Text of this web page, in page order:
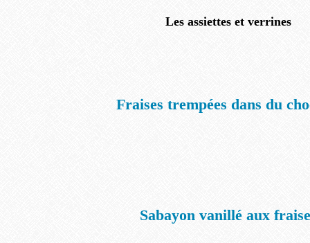
Les assiettes et verrines
Fraises trempées dans du
Sabayon vanillé aux